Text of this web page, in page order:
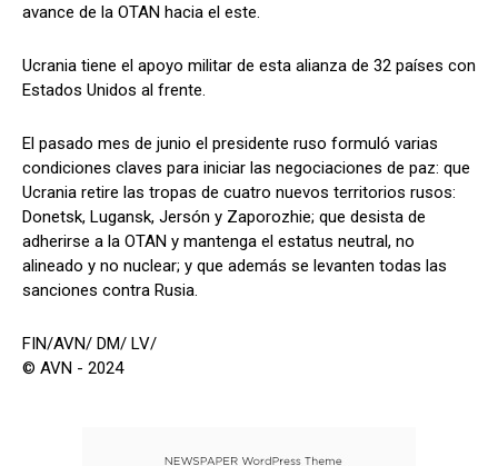
avance de la OTAN hacia el este.
Ucrania tiene el apoyo militar de esta alianza de 32 países con
Estados Unidos al frente.
El pasado mes de junio el presidente ruso formuló varias
condiciones claves para iniciar las negociaciones de paz: que
Ucrania retire las tropas de cuatro nuevos territorios rusos:
Donetsk, Lugansk, Jersón y Zaporozhie; que desista de
adherirse a la OTAN y mantenga el estatus neutral, no
alineado y no nuclear; y que además se levanten todas las
sanciones contra Rusia.
FIN/AVN/ DM/ LV/
© AVN - 2024